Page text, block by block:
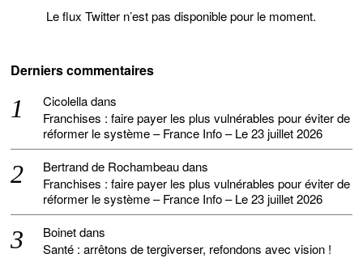
Le flux Twitter n’est pas disponible pour le moment.
Derniers commentaires
Cicolelladans
Franchises : faire payer les plus vulnérables pour éviter de
réformer le système – France Info – Le 23 juillet 2026
Bertrand de Rochambeaudans
Franchises : faire payer les plus vulnérables pour éviter de
réformer le système – France Info – Le 23 juillet 2026
Boinetdans
Santé : arrêtons de tergiverser, refondons avec vision !